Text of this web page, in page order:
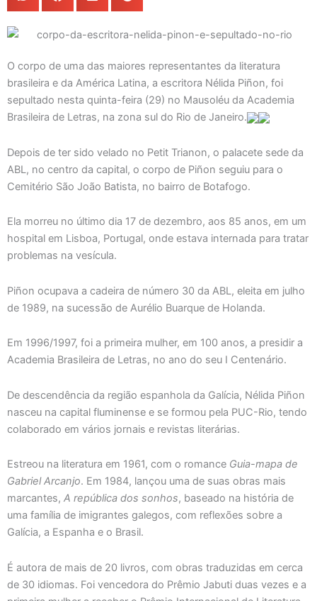
O corpo de uma das maiores representantes da literatura
brasileira e da América Latina, a escritora Nélida Piñon, foi
sepultado nesta quinta-feira (29) no Mausoléu da Academia
Brasileira de Letras, na zona sul do Rio de Janeiro.
Depois de ter sido velado no Petit Trianon, o palacete sede da
ABL, no centro da capital, o corpo de Piñon seguiu para o
Cemitério São João Batista, no bairro de Botafogo.
Ela morreu no último dia 17 de dezembro, aos 85 anos, em um
hospital em Lisboa, Portugal, onde estava internada para tratar
problemas na vesícula.
Piñon ocupava a cadeira de número 30 da ABL, eleita em julho
de 1989, na sucessão de Aurélio Buarque de Holanda.
Em 1996/1997, foi a primeira mulher, em 100 anos, a presidir a
Academia Brasileira de Letras, no ano do seu I Centenário.
De descendência da região espanhola da Galícia, Nélida Piñon
nasceu na capital fluminense e se formou pela PUC-Rio, tendo
colaborado em vários jornais e revistas literárias.
Estreou na literatura em 1961, com o romance Guia-mapa de
Gabriel Arcanjo. Em 1984, lançou uma de suas obras mais
marcantes, A república dos sonhos, baseado na história de
uma família de imigrantes galegos, com reflexões sobre a
Galícia, a Espanha e o Brasil.
É autora de mais de 20 livros, com obras traduzidas em cerca
de 30 idiomas. Foi vencedora do Prêmio Jabuti duas vezes e a